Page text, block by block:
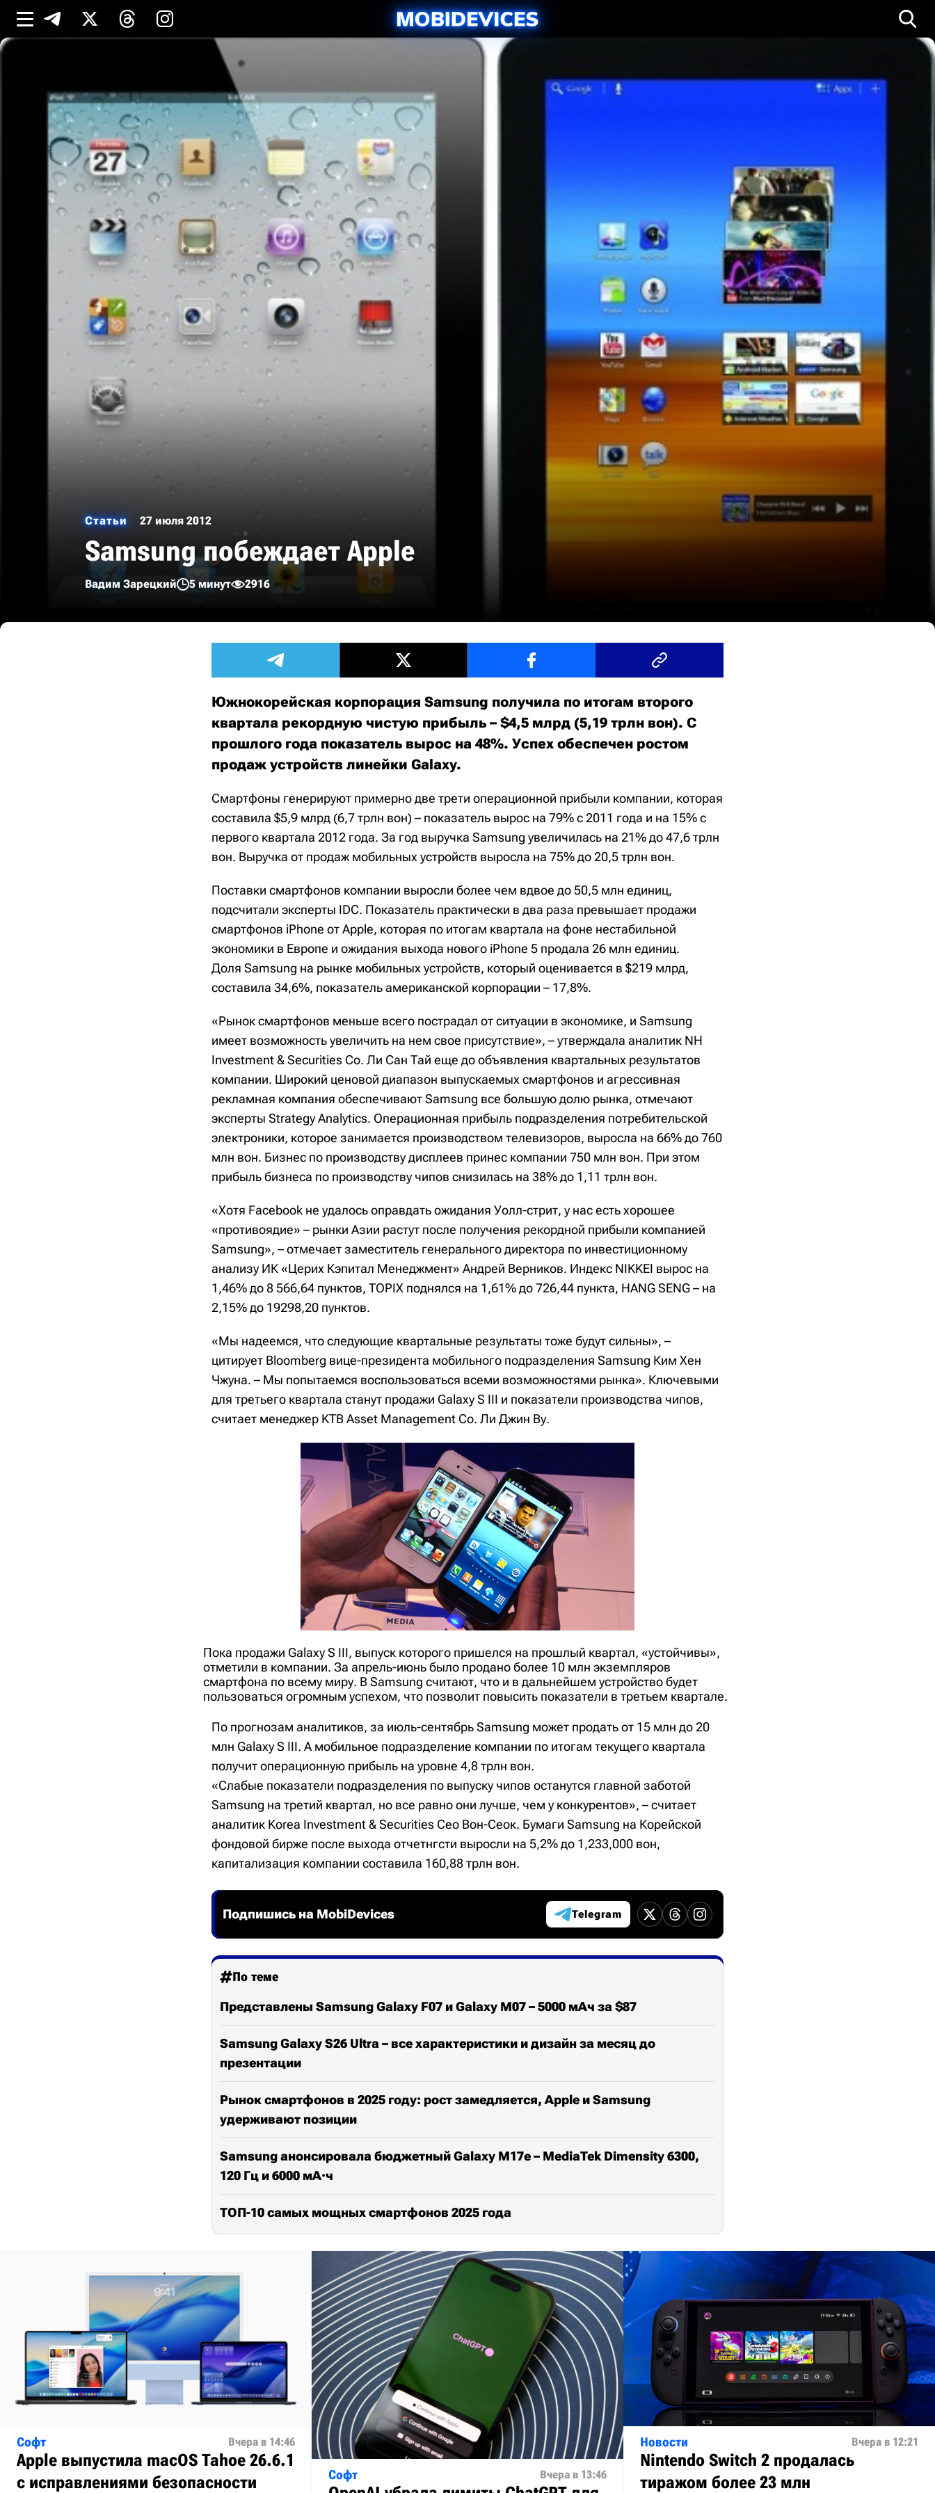
Статьи 27 июля 2012
Samsung побеждает Apple
Вадим Зарецкий 5 минут 2916
Южнокорейская корпорация Samsung получила по итогам второго
квартала рекордную чистую прибыль – $4,5 млрд (5,19 трлн вон). С
прошлого года показатель вырос на 48%. Успех обеспечен ростом
продаж устройств линейки Galaxy.
Смартфоны генерируют примерно две трети операционной прибыли компании, которая
составила $5,9 млрд (6,7 трлн вон) – показатель вырос на 79% с 2011 года и на 15% с
первого квартала 2012 года. За год выручка Samsung увеличилась на 21% до 47,6 трлн
вон. Выручка от продаж мобильных устройств выросла на 75% до 20,5 трлн вон.
Поставки смартфонов компании выросли более чем вдвое до 50,5 млн единиц,
подсчитали эксперты IDC. Показатель практически в два раза превышает продажи
смартфонов iPhone от Apple, которая по итогам квартала на фоне нестабильной
экономики в Европе и ожидания выхода нового iPhone 5 продала 26 млн единиц.
Доля Samsung на рынке мобильных устройств, который оценивается в $219 млрд,
составила 34,6%, показатель американской корпорации – 17,8%.
«Рынок смартфонов меньше всего пострадал от ситуации в экономике, и Samsung
имеет возможность увеличить на нем свое присутствие», – утверждала аналитик NH
Investment & Securities Co. Ли Сан Тай еще до объявления квартальных результатов
компании. Широкий ценовой диапазон выпускаемых смартфонов и агрессивная
рекламная компания обеспечивают Samsung все большую долю рынка, отмечают
эксперты Strategy Analytics. Операционная прибыль подразделения потребительской
электроники, которое занимается производством телевизоров, выросла на 66% до 760
млн вон. Бизнес по производству дисплеев принес компании 750 млн вон. При этом
прибыль бизнеса по производству чипов снизилась на 38% до 1,11 трлн вон.
«Хотя Facebook не удалось оправдать ожидания Уолл-стрит, у нас есть хорошее
«противоядие» – рынки Азии растут после получения рекордной прибыли компанией
Samsung», – отмечает заместитель генерального директора по инвестиционному
анализу ИК «Церих Кэпитал Менеджмент» Андрей Верников. Индекс NIKKEI вырос на
1,46% до 8 566,64 пунктов, TOPIX поднялся на 1,61% до 726,44 пункта, HANG SENG – на
2,15% до 19298,20 пунктов.
«Мы надеемся, что следующие квартальные результаты тоже будут сильны», –
цитирует Bloomberg вице-президента мобильного подразделения Samsung Ким Хен
Чжуна. – Мы попытаемся воспользоваться всеми возможностями рынка». Ключевыми
для третьего квартала станут продажи Galaxy S III и показатели производства чипов,
считает менеджер KTB Asset Management Co. Ли Джин Ву.
Пока продажи Galaxy S III, выпуск которого пришелся на прошлый квартал, «устойчивы»,
отметили в компании. За апрель-июнь было продано более 10 млн экземпляров
смартфона по всему миру. В Samsung считают, что и в дальнейшем устройство будет
пользоваться огромным успехом, что позволит повысить показатели в третьем квартале.
По прогнозам аналитиков, за июль-сентябрь Samsung может продать от 15 млн до 20
млн Galaxy S III. А мобильное подразделение компании по итогам текущего квартала
получит операционную прибыль на уровне 4,8 трлн вон.
«Слабые показатели подразделения по выпуску чипов останутся главной заботой
Samsung на третий квартал, но все равно они лучше, чем у конкурентов», – считает
аналитик Korea Investment & Securities Сео Вон-Сеок. Бумаги Samsung на Корейской
фондовой бирже после выхода отчетнгсти выросли на 5,2% до 1,233,000 вон,
капитализация компании составила 160,88 трлн вон.
Подпишись на MobiDevices Telegram
По теме
Представлены Samsung Galaxy F07 и Galaxy M07 – 5000 мАч за $87
Samsung Galaxy S26 Ultra – все характеристики и дизайн за месяц до
презентации
Рынок смартфонов в 2025 году: рост замедляется, Apple и Samsung
удерживают позиции
Samsung анонсировала бюджетный Galaxy M17e – MediaTek Dimensity 6300,
120 Гц и 6000 мА·ч
ТОП-10 самых мощных смартфонов 2025 года
Софт Вчера в 14:46
Apple выпустила macOS Tahoe 26.6.1
с исправлениями безопасности
Софт Вчера в 13:46
Новости Вчера в 12:21
Nintendo Switch 2 продалась
тиражом более 23 млн